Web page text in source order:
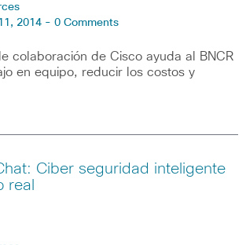
2014 - 0 Comments
colaboración de Cisco ayuda al BNCR
en equipo, reducir los costos y
Ciber seguridad inteligente
real